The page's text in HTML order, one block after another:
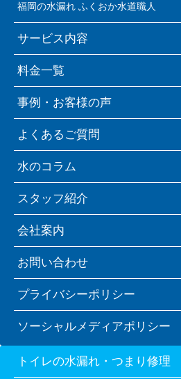
福岡の水漏れ ふくおか水道職人
サービス内容
料金一覧
事例・お客様の声
よくあるご質問
水のコラム
スタッフ紹介
会社案内
お問い合わせ
プライバシーポリシー
ソーシャルメディアポリシー
トイレの水漏れ・つまり修理